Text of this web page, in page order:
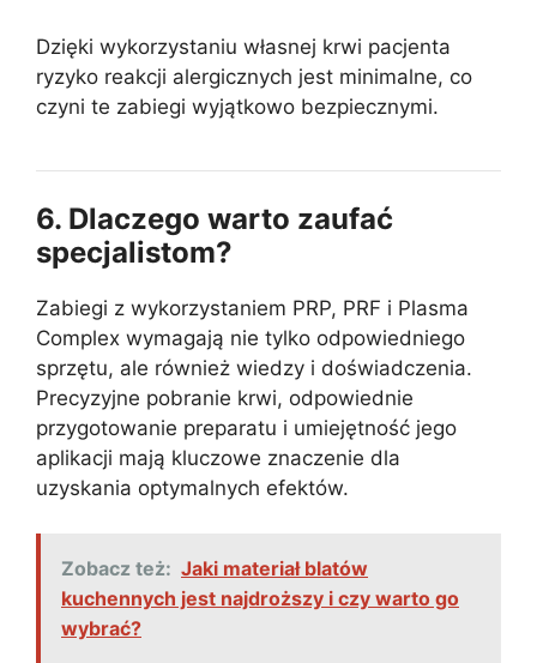
Dzięki wykorzystaniu własnej krwi pacjenta
ryzyko reakcji alergicznych jest minimalne, co
czyni te zabiegi wyjątkowo bezpiecznymi.
6. Dlaczego warto zaufać
specjalistom?
Zabiegi z wykorzystaniem PRP, PRF i Plasma
Complex wymagają nie tylko odpowiedniego
sprzętu, ale również wiedzy i doświadczenia.
Precyzyjne pobranie krwi, odpowiednie
przygotowanie preparatu i umiejętność jego
aplikacji mają kluczowe znaczenie dla
uzyskania optymalnych efektów.
Zobacz też: Jaki materiał blatów
kuchennych jest najdroższy i czy warto go
wybrać?